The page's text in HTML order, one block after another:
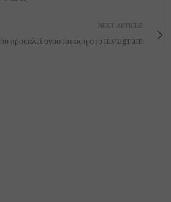
NEXT ARTICLE
προκαλεί αναστάτωση στο instagram